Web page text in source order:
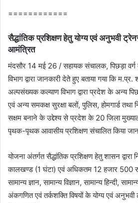
============
सैद्धांतिक प्रशिक्षण हेतु योग्य एवं अनुभवी
आमंत्रित
मंदसौर 14 मई 26 / सहायक संचालक, पिछड़ा
विभाग द्वारा जानकारी देते हुए बताया गया कि
अल्पसंख्यक कल्याण विभाग द्वारा प्रदेश के अन्य
एवं अन्य समकक्ष सुरक्षा बलों, पुलिस, होमगार्ड तथा
सक्षम बनाने के उद्देश्य से प्रदेश के 20 जिला
पृथक-पृथक आवासीय प्रशिक्षण संचालित किया
योजना अंतर्गत सैद्धांतिक प्रशिक्षण हेतु शासन द्वारा
कालखण्ड (1 घंटा) एवं अधिकतम 12 हजार 500
सामान्य ज्ञान, सामान्य विज्ञान, सामान्य हिन्दी,
अंकगणित एवं तर्कशक्ति विषयों के योग्य एवं